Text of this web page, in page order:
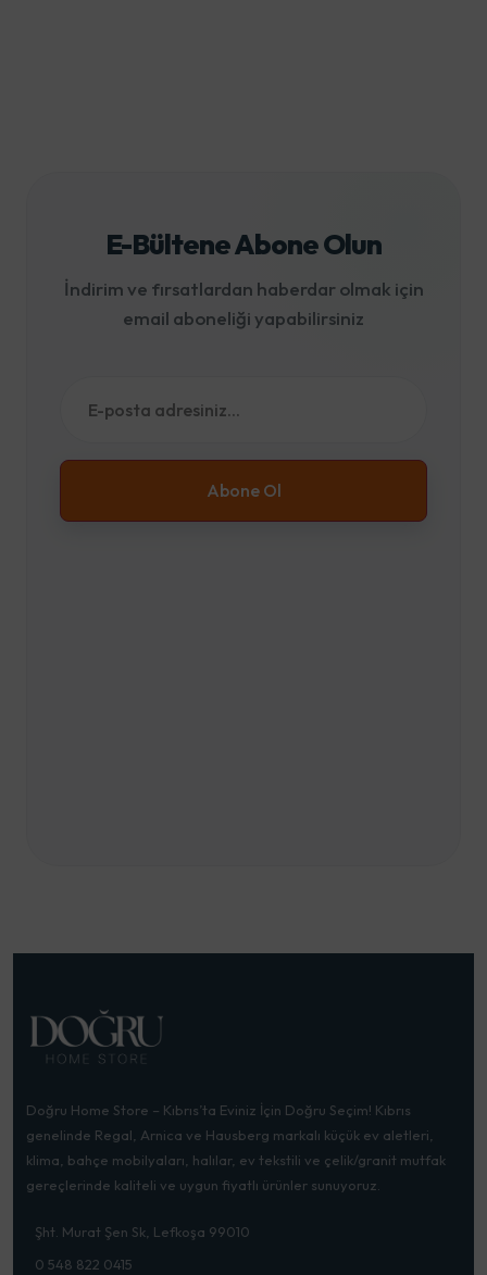
E-Bültene Abone Olun
İndirim ve fırsatlardan haberdar olmak için
email aboneliği yapabilirsiniz
Abone Ol
Doğru Home Store – Kıbrıs’ta Eviniz İçin Doğru Seçim! Kıbrıs
genelinde Regal, Arnica ve Hausberg markalı küçük ev aletleri,
klima, bahçe mobilyaları, halılar, ev tekstili ve çelik/granit mutfak
gereçlerinde kaliteli ve uygun fiyatlı ürünler sunuyoruz.
Şht. Murat Şen Sk, Lefkoşa 99010
0 548 822 0415